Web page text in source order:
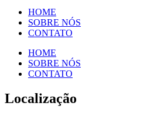
UNID
PCT
quantidade
HOME
SOBRE NÓS
CONTATO
HOME
SOBRE NÓS
CONTATO
Localização